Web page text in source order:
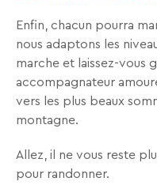
Une
Enfin, chacun pourra
nous adaptons les
marche et laissez-vous
accompagnateur
vers les plus beaux
montagne.
Allez, il ne vous reste
pour randonner.
Votre
adresse
mail
En
renseignant